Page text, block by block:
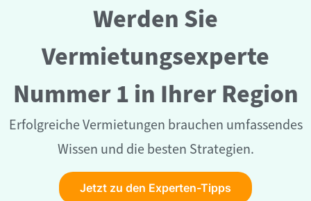
Werden Sie
Vermietungsexperte
Nummer 1 in Ihrer Region
Erfolgreiche Vermietungen brauchen umfassendes
Wissen und die besten Strategien.
Jetzt zu den Experten-Tipps